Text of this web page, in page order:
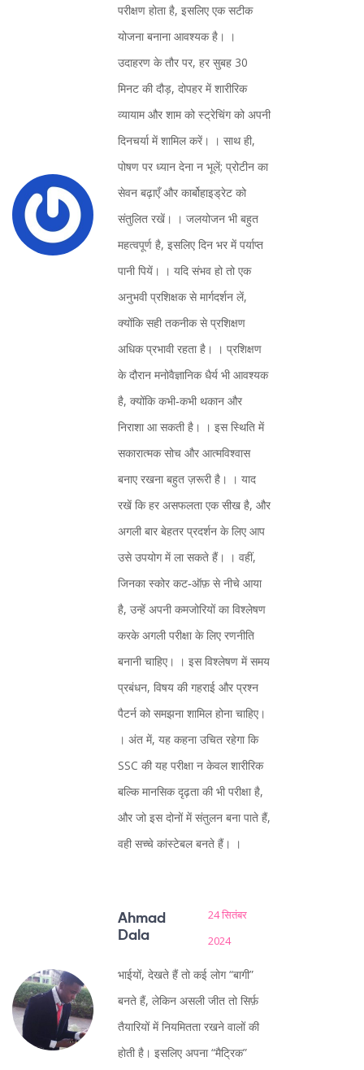
परीक्षण होता है, इसलिए एक सटीक
योजना बनाना आवश्यक है। ।
उदाहरण के तौर पर, हर सुबह 30
मिनट की दौड़, दोपहर में शारीरिक
व्यायाम और शाम को स्ट्रेचिंग को अपनी
दिनचर्या में शामिल करें। । साथ ही,
पोषण पर ध्यान देना न भूलें; प्रोटीन का
सेवन बढ़ाएँ और कार्बोहाइड्रेट को
संतुलित रखें। । जलयोजन भी बहुत
महत्वपूर्ण है, इसलिए दिन भर में पर्याप्त
पानी पियें। । यदि संभव हो तो एक
अनुभवी प्रशिक्षक से मार्गदर्शन लें,
क्योंकि सही तकनीक से प्रशिक्षण
अधिक प्रभावी रहता है। । प्रशिक्षण
के दौरान मनोवैज्ञानिक धैर्य भी आवश्यक
है, क्योंकि कभी‑कभी थकान और
निराशा आ सकती है। । इस स्थिति में
सकारात्मक सोच और आत्मविश्वास
बनाए रखना बहुत ज़रूरी है। । याद
रखें कि हर असफलता एक सीख है, और
अगली बार बेहतर प्रदर्शन के लिए आप
उसे उपयोग में ला सकते हैं। । वहीं,
जिनका स्कोर कट‑ऑफ़ से नीचे आया
है, उन्हें अपनी कमजोरियों का विश्लेषण
करके अगली परीक्षा के लिए रणनीति
बनानी चाहिए। । इस विश्लेषण में समय
प्रबंधन, विषय की गहराई और प्रश्न
पैटर्न को समझना शामिल होना चाहिए।
। अंत में, यह कहना उचित रहेगा कि
SSC की यह परीक्षा न केवल शारीरिक
बल्कि मानसिक दृढ़ता की भी परीक्षा है,
और जो इस दोनों में संतुलन बना पाते हैं,
वही सच्चे कांस्टेबल बनते हैं। ।
Ahmad
Dala
24 सितंबर
2024
भाईयों, देखते हैं तो कई लोग “बागी”
बनते हैं, लेकिन असली जीत तो सिर्फ़
तैयारियों में नियमितता रखने वालों की
होती है। इसलिए अपना “मैट्रिक”